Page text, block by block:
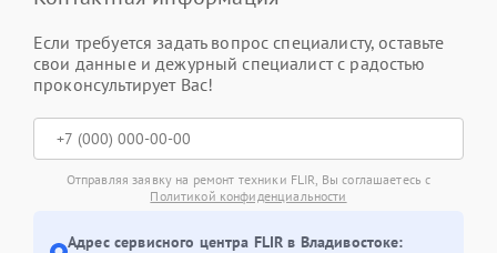
Если требуется задать вопрос специалисту, оставьте
свои данные и дежурный специалист с радостью
проконсультирует Вас!
Отправляя заявку на ремонт техники FLIR, Вы соглашаетесь с
Политикой конфиденциальности
Адрес сервисного центра FLIR в Владивостоке: